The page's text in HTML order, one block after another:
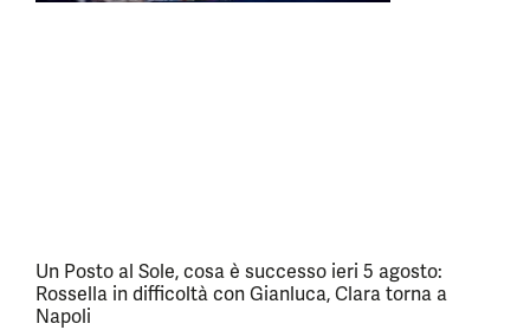
Un Posto al Sole, cosa è successo ieri 5 agosto:
Rossella in difficoltà con Gianluca, Clara torna a
Napoli